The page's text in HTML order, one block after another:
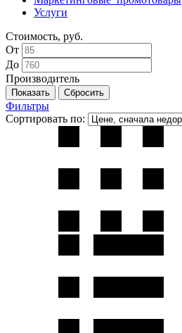
Услуги
Стоимость, руб.
От
До
Производитель
Фильтры
Сортировать по: